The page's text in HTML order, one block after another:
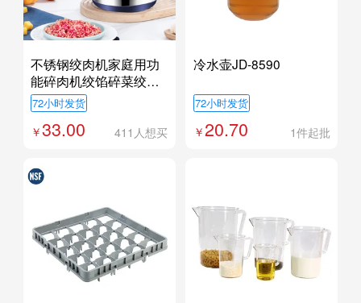
不锈钢绞肉机家庭用功
能碎肉机绞馅碎菜绞肉
器蒜泥辅食电动料理机
72小时发货
33.00 411人想买
冷水壶JD-8590
72小时发货
20.70 1件起批